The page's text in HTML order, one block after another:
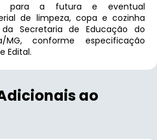
para a futura e eventual
de limpeza, copa e cozinha
Secretaria de Educação do
conforme especificação
Edital.
ao